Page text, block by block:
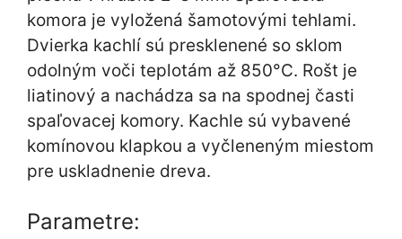
komora je vyložená šamotovými tehlami.
Dvierka kachlí sú presklenené so sklom
odolným voči teplotám až 850°C. Rošt je
liatinový a nachádza sa na spodnej časti
spaľovacej komory. Kachle sú vybavené
komínovou klapkou a vyčleneným miestom
pre uskladnenie dreva.
Parametre: